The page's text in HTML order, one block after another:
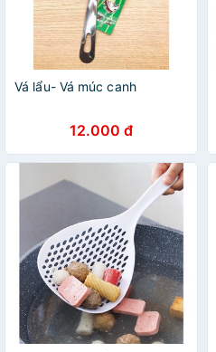
Vá lẩu- Vá múc canh
12.000 đ